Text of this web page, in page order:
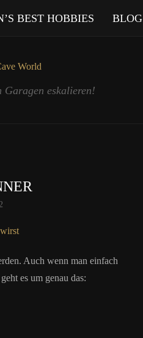
BEST HOBBIES BLOG
eskalieren!
Auch wenn man einfach
es um genau das: